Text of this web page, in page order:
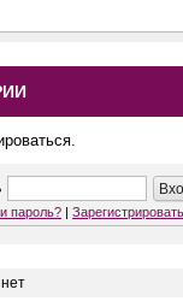
пароль? |